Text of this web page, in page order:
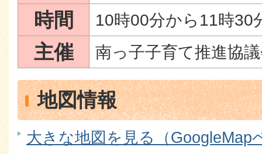
時間 10時00分から11時30
主催 南っ子子育て推進協
地図情報
大きな地図を見る（GoogleMap